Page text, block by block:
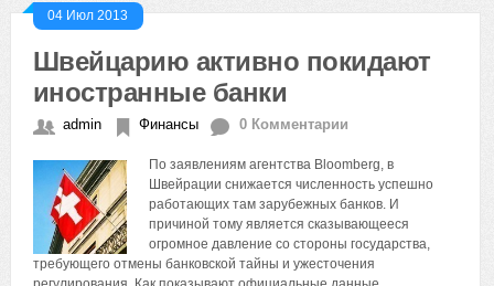
04 Июл 2013
Швейцарию активно покидают
иностранные банки
admin Финансы 0 Комментарии
По заявлениям агентства Bloomberg, в
Швейрации снижается численность успешно
работающих там зарубежных банков. И
причиной тому является сказывающееся
огромное давление со стороны государства,
требующего отмены банковской тайны и ужесточения